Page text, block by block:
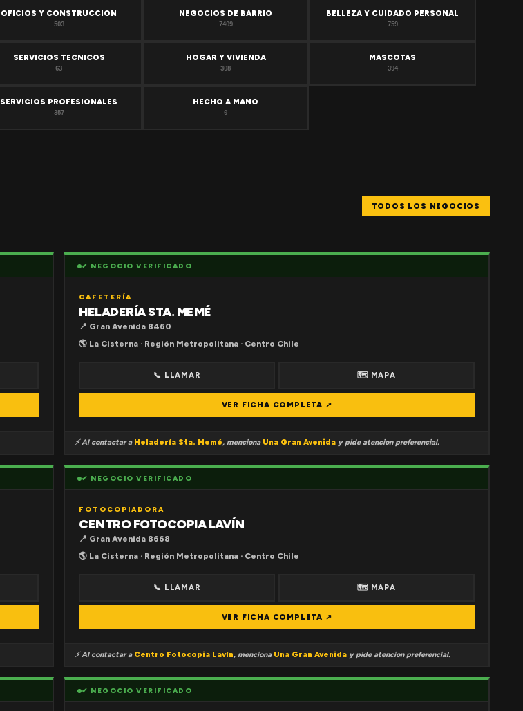
OFICIOS Y CONSTRUCCION
503
NEGOCIOS DE BARRIO
7409
BELLEZA Y CUIDADO PERSONAL
759
SERVICIOS TECNICOS
63
HOGAR Y VIVIENDA
308
MASCOTAS
394
SERVICIOS PROFESIONALES
357
HECHO A MANO
0
TODOS LOS NEGOCIOS
✔ NEGOCIO VERIFICADO
CAFETERÍA
HELADERÍA STA. MEMÉ
📍 Gran Avenida 8460
🌎 La Cisterna · Región Metropolitana · Centro Chile
📞 LLAMAR 🗺 MAPA
VER FICHA COMPLETA ↗
⚡ Al contactar a Heladería Sta. Memé, menciona Una Gran Avenida y pide atencion preferencial.
✔ NEGOCIO VERIFICADO
FOTOCOPIADORA
CENTRO FOTOCOPIA LAVÍN
📍 Gran Avenida 8668
🌎 La Cisterna · Región Metropolitana · Centro Chile
📞 LLAMAR 🗺 MAPA
VER FICHA COMPLETA ↗
⚡ Al contactar a Centro Fotocopia Lavín, menciona Una Gran Avenida y pide atencion preferencial.
✔ NEGOCIO VERIFICADO